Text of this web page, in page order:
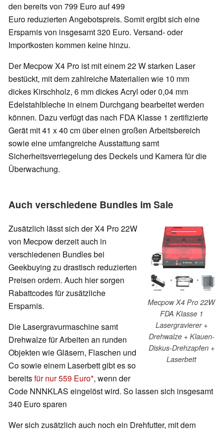
den bereits von 799 Euro auf 499
Euro reduzierten Angebotspreis. Somit ergibt sich eine
Ersparnis von insgesamt 320 Euro. Versand- oder
Importkosten kommen keine hinzu.
Der Mecpow X4 Pro ist mit einem 22 W starken Laser
bestückt, mit dem zahlreiche Materialien wie 10 mm
dickes Kirschholz, 6 mm dickes Acryl oder 0,04 mm
Edelstahlbleche in einem Durchgang bearbeitet werden
können. Dazu verfügt das nach FDA Klasse 1 zertifizierte
Gerät mit 41 x 40 cm über einen großen Arbeitsbereich
sowie eine umfangreiche Ausstattung samt
Sicherheitsverriegelung des Deckels und Kamera für die
Überwachung.
Auch verschiedene Bundles im Sale
Mecpow X4 Pro 22W
FDA Klasse 1
Lasergravierer +
Drehwalze + Klauen-
Diskus-Drehzapfen +
Laserbett
Zusätzlich lässt sich der X4 Pro 22W
von Mecpow derzeit auch in
verschiedenen Bundles bei
Geekbuying zu drastisch reduzierten
Preisen ordern. Auch hier sorgen
Rabattcodes für zusätzliche
Ersparnis.
Die Lasergravurmaschine samt
Drehwalze für Arbeiten an runden
Objekten wie Gläsern, Flaschen und
Co sowie einem Laserbett gibt es so
bereitsfür nur 559 Euro , wenn der
Code NNNKLAS eingelöst wird. So lassen sich insgesamt
340 Euro sparen
Wer sich zusätzlich auch noch ein Drehfutter, mit dem